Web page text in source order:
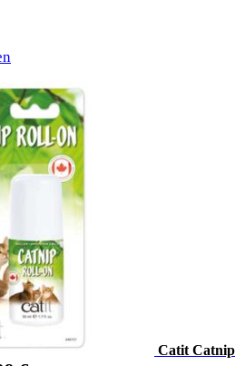
Catit Catnip